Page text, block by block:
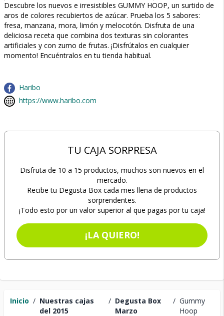
Inicio / Nuestras cajas
del 2015
/ Degusta Box
Marzo
/ Gummy
Hoop
Descubre los nuevos e irresistibles GUMMY HOOP, un surtido de
aros de colores recubiertos de azúcar. Prueba los 5 sabores:
fresa, manzana, mora, limón y melocotón. Disfruta de una
deliciosa receta que combina dos texturas sin colorantes
artificiales y con zumo de frutas. ¡Disfrútalos en cualquier
momento! Encuéntralos en tu tienda habitual.
Haribo
https://www.haribo.com
TU CAJA SORPRESA
Disfruta de 10 a 15 productos, muchos son nuevos en el
mercado.
Recibe tu Degusta Box cada mes llena de productos
sorprendentes.
¡Todo esto por un valor superior al que pagas por tu caja!
¡LA QUIERO!